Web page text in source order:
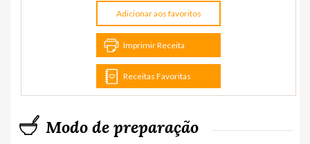
Adicionar aos favoritos
Imprimir Receita
Receitas Favoritas
Modo de preparação